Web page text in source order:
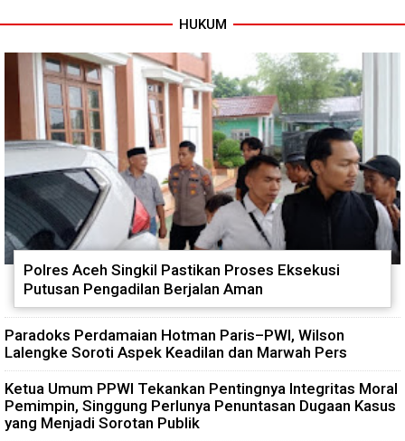
HUKUM
Polres Aceh Singkil Pastikan Proses Eksekusi
Putusan Pengadilan Berjalan Aman
Paradoks Perdamaian Hotman Paris–PWI, Wilson
Lalengke Soroti Aspek Keadilan dan Marwah Pers
Ketua Umum PPWI Tekankan Pentingnya Integritas Moral
Pemimpin, Singgung Perlunya Penuntasan Dugaan Kasus
yang Menjadi Sorotan Publik